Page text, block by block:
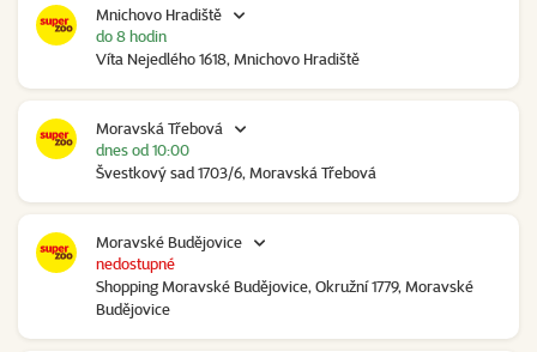
Mnichovo Hradiště
Víta Nejedlého 1618, Mnichovo Hradiště
do 8 hodin
Moravská Třebová
Švestkový sad 1703/6, Moravská Třebová
dnes od 10:00
Moravské Budějovice
Shopping Moravské Budějovice, Okružní 1779, Moravské
Budějovice
nedostupné